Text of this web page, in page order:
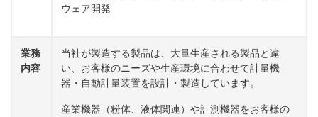
ウェア開発
業務
内容
当社が製造する製品は、大量生産される製品と違
い、お客様のニーズや生産環境に合わせて計量機
器・自動計量装置を設計・製造しています。
産業機器（粉体、液体関連）や計測機器をお客様の